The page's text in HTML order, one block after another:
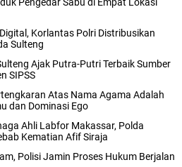
Korlantas Polri Distribusikan
Sulteng
Ajak Putra-Putri Terbaik Sumber
SIPSS
Atas Nama Agama Adalah
dan Dominasi Ego
Ahli Labfor Makassar, Polda
Kematian Afif Siraja
Polisi Jamin Proses Hukum Berjalan